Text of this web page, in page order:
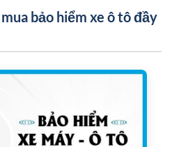
bảo hiểm xe ô tô đầy